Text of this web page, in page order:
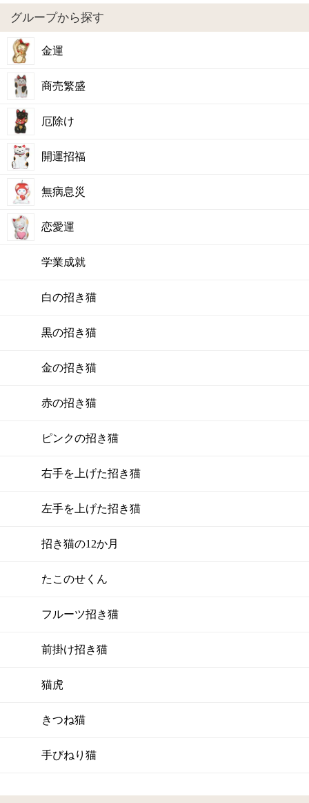
グループから探す
金運
商売繁盛
厄除け
開運招福
無病息災
恋愛運
学業成就
白の招き猫
黒の招き猫
金の招き猫
赤の招き猫
ピンクの招き猫
右手を上げた招き猫
左手を上げた招き猫
招き猫の12か月
たこのせくん
フルーツ招き猫
前掛け招き猫
猫虎
きつね猫
手びねり猫